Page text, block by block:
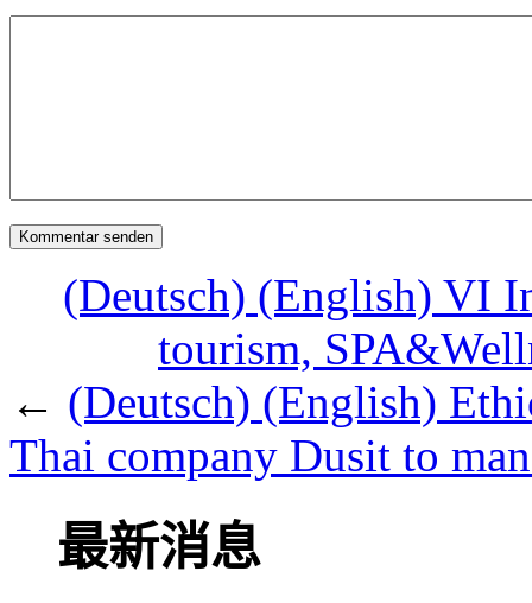
(Deutsch) (English) VI
tourism,
← (Deutsch) (English)
Thai company Dusit to
最新消息